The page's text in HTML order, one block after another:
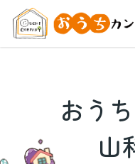
おう
山